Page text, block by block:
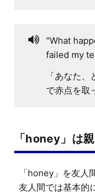
"What
failed my
「あなた
で赤点を取
「honey」は
「honey」を友人
友人間では基本的